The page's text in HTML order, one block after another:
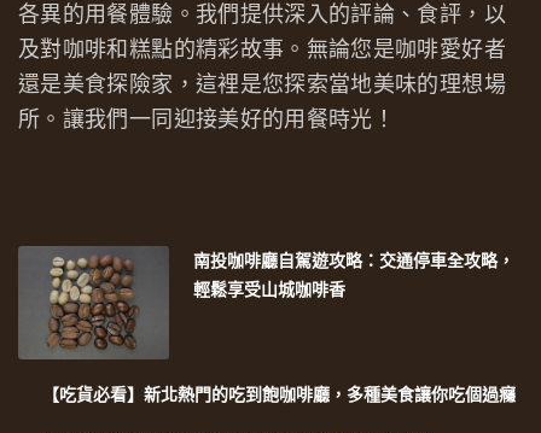
各異的用餐體驗。我們提供深入的評論、食評，以
及對咖啡和糕點的精彩故事。無論您是咖啡愛好者
還是美食探險家，這裡是您探索當地美味的理想場
所。讓我們一同迎接美好的用餐時光！
南投咖啡廳自駕遊攻略：交通停車全攻略，
輕鬆享受山城咖啡香
【吃貨必看】新北熱門的吃到飽咖啡廳，多種美食讓你吃個過癮